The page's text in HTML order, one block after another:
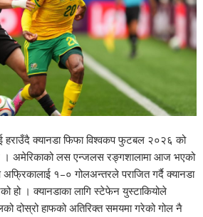
हराउँदै क्यानडा फिफा विश्वकप फुटबल २०२६ को
। अमेरिकाको लस एन्जलस रङ्गशालामा आज भएको
१–० गोलअन्तरले पराजित गर्दै क्यानडा
हो । क्यानडाका लागि स्टेफेन युस्टाकियोले
दोस्रो हाफको अतिरिक्त समयमा गरेको गोल नै